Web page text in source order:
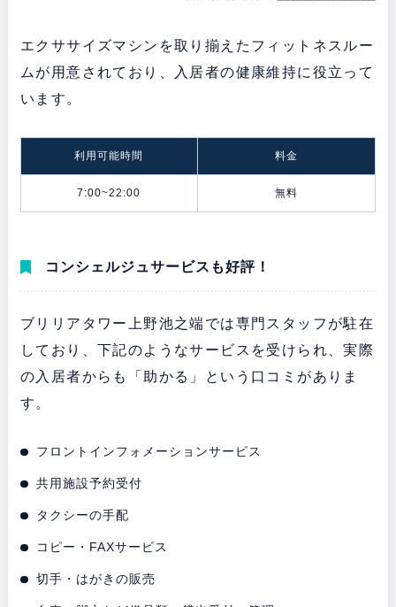
エクササイズマシンを取り揃えたフィットネスルー
ムが用意されており、入居者の健康維持に役立って
います。
利用可能時間 料金
7:00~22:00 無料
コンシェルジュサービスも好評！
ブリリアタワー上野池之端では専門スタッフが駐在
しており、下記のようなサービスを受けられ、実際
の入居者からも「助かる」という口コミがありま
す。
フロントインフォメーションサービス
共用施設予約受付
タクシーの手配
コピー・FAXサービス
切手・はがきの販売